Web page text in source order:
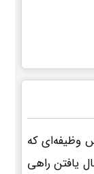
وظیفه‌ای که
یافتن راهی